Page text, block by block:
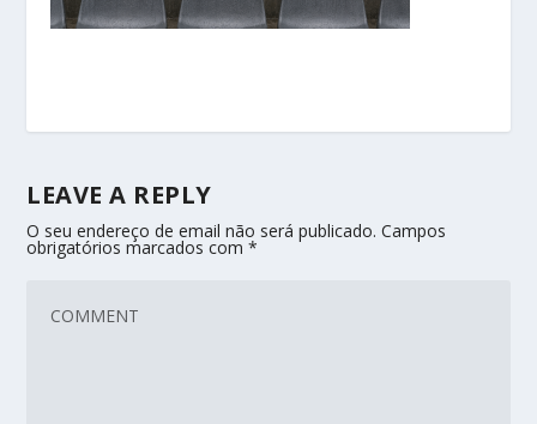
LEAVE A REPLY
O seu endereço de email não será publicado. Campos
obrigatórios marcados com*